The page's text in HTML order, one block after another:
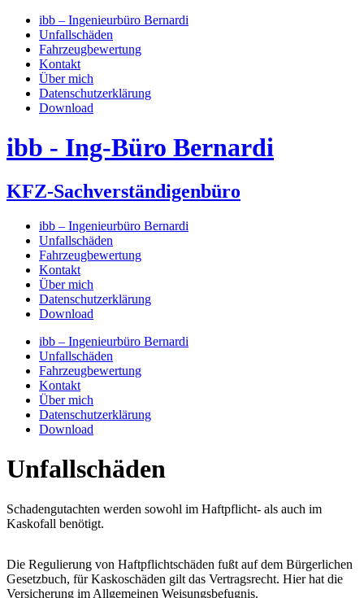
Skip
content
ibb – Ingenieurbüro Bernardi
Unfallschäden
Fahrzeugbewertung
Kontakt
Über mich
Datenschutzerklärung
Download
ibb - Ing-Büro Bernardi
KFZ-Sachverständigenbüro
ibb – Ingenieurbüro Bernardi
Unfallschäden
Fahrzeugbewertung
Kontakt
Über mich
Datenschutzerklärung
Download
ibb – Ingenieurbüro Bernardi
Unfallschäden
Fahrzeugbewertung
Kontakt
Über mich
Datenschutzerklärung
Download
Unfallschäden
Schadengutachten werden sowohl im Haftpflicht- als auch im
Kaskofall benötigt.
Die Regulierung von Haftpflichtschäden fußt auf dem Bürgerlichen
Gesetzbuch, für Kaskoschäden gilt das Vertragsrecht. Hier hat die
Versicherung im Allgemeinen Weisungsbefugnis.